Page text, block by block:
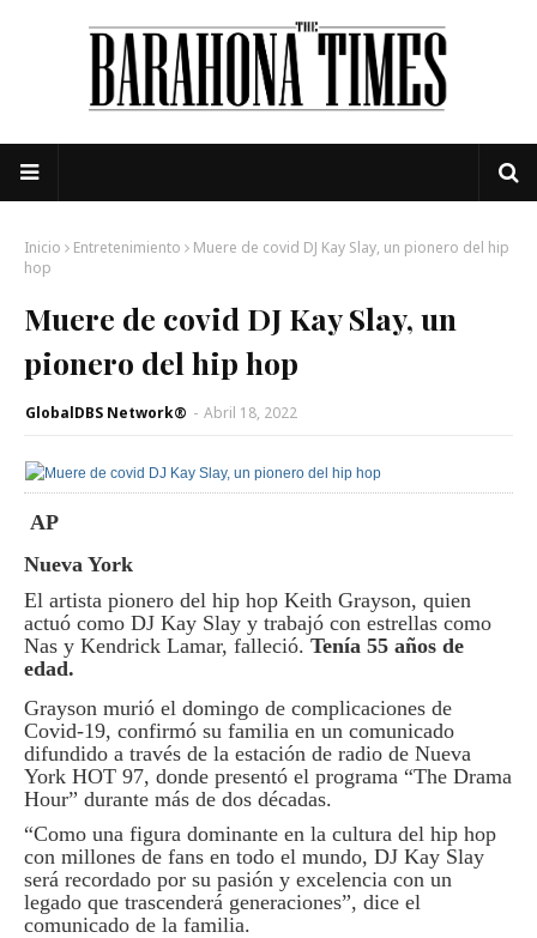
Inicio Entretenimiento
Muere de covid DJ Kay Slay, un pionero del hip
hop
Muere de covid DJ Kay Slay, un
pionero del hip hop
GlobalDBS Network® - Abril 18, 2022
AP
Nueva York
El artista pionero del hip hop Keith Grayson, quien
actuó como DJ Kay Slay y trabajó con estrellas como
Nas y Kendrick Lamar, falleció. Tenía 55 años de
edad.
Grayson murió el domingo de complicaciones de
Covid-19, confirmó su familia en un comunicado
difundido a través de la estación de radio de Nueva
York HOT 97, donde presentó el programa “The Drama
Hour” durante más de dos décadas.
“Como una figura dominante en la cultura del hip hop
con millones de fans en todo el mundo, DJ Kay Slay
será recordado por su pasión y excelencia con un
legado que trascenderá generaciones”, dice el
comunicado de la familia.